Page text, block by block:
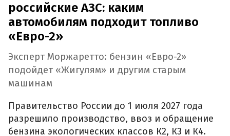
российские АЗС: каким
автомобилям подходит топливо
«Евро-2»
Эксперт Моржаретто: бензин «Евро-2»
подойдет «Жигулям» и другим старым
машинам
Правительство России до 1 июля 2027 года
разрешило производство, ввоз и обращение
бензина экологических классов К2, К3 и К4.